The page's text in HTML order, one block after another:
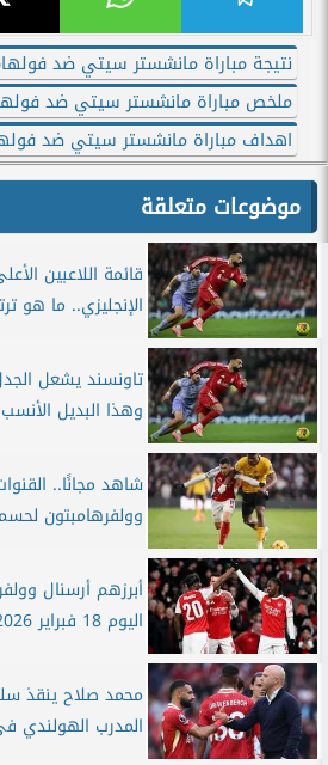
نتيجة مباراة مانشستر سيتي ضد
ملخص مباراة مانشستر سيتي ضد
اهداف مباراة مانشستر سيتي ضد
موضوعات متعلقة
قائمة اللاعبين
الإنجليزي.. ما هو
تاونسند يشعل
وهذا البديل
شاهد مجانًا..
وولفرهامبتون
أبرزهم أرسنال
اليوم 18 فبراير 2026 في جميع البطولات
محمد صلاح ينقذ
المدرب الهولندي